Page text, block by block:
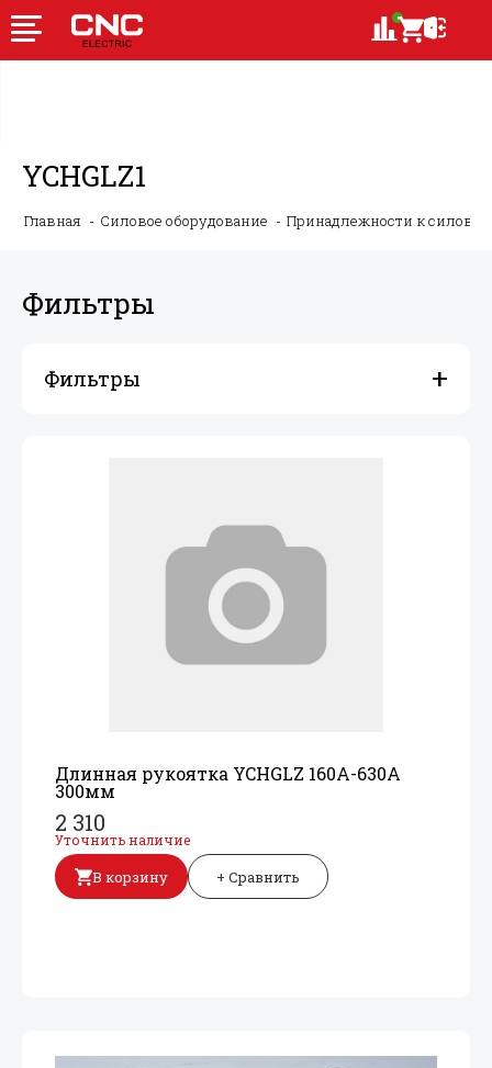
YCHGLZ1
Главная Силовое оборудование Принадлежности к
Фильтры
Фильтры
Длинная рукоятка YCHGLZ 160A-630A
300мм
2 310
Уточнить наличие
В корзину + Сравнить